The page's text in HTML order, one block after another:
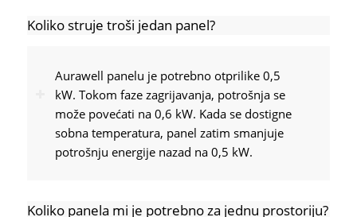
Koliko struje troši jedan panel?
Aurawell panelu je potrebno otprilike 0,5
kW. Tokom faze zagrijavanja, potrošnja se
može povećati na 0,6 kW. Kada se dostigne
sobna temperatura, panel zatim smanjuje
potrošnju energije nazad na 0,5 kW.
Koliko panela mi je potrebno za jednu prostoriju?